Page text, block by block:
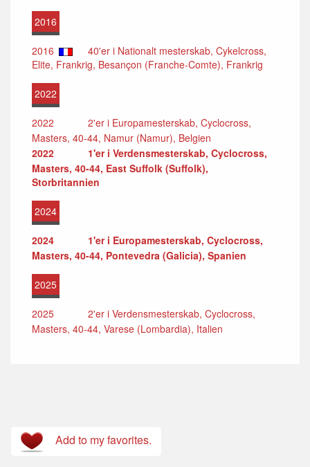
2016
2016
40'er i Nationalt mesterskab, Cykelcross,
Elite, Frankrig, Besançon (Franche-Comte), Frankrig
2022
2022
2'er i Europamesterskab, Cyclocross,
Masters, 40-44, Namur (Namur), Belgien
2022
1'er i Verdensmesterskab, Cyclocross,
Masters, 40-44, East Suffolk (Suffolk),
Storbritannien
2024
2024
1'er i Europamesterskab, Cyclocross,
Masters, 40-44, Pontevedra (Galicia), Spanien
2025
2025
2'er i Verdensmesterskab, Cyclocross,
Masters, 40-44, Varese (Lombardia), Italien
Add to my favorites.